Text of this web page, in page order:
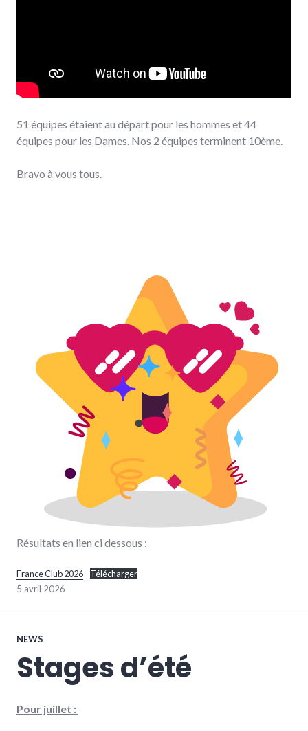
51 équipes étaient au départ pour les hommes et 44
équipes pour les Dames. Nos 2 équipes terminent 10ème.
Bravo à vous tous.
Résultats en lien ci dessous :
France Club 2026
Télécharger
5 avril 2026
NEWS
Stages d’été
Pour juillet :